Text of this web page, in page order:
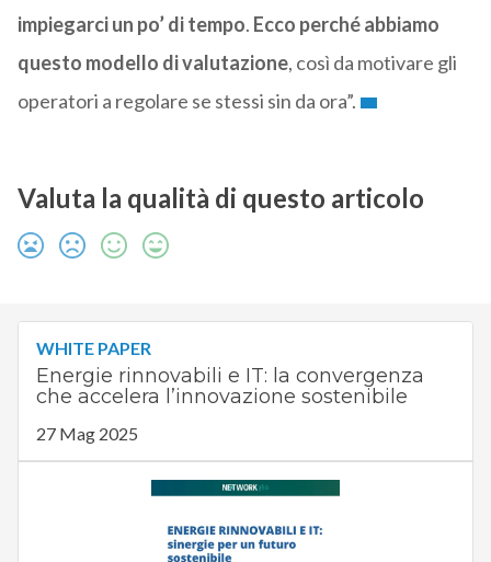
impiegarci un po’ di tempo. Ecco perché abbiamo
questo modello di valutazione, così da motivare gli
operatori a regolare se stessi sin da ora”.
Valuta la qualità di questo articolo
WHITE PAPER
Energie rinnovabili e IT: la convergenza
che accelera l’innovazione sostenibile
27 Mag 2025